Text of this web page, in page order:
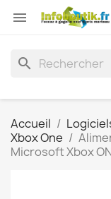

search
Accueil
Xbox One
Microsoft Xbox